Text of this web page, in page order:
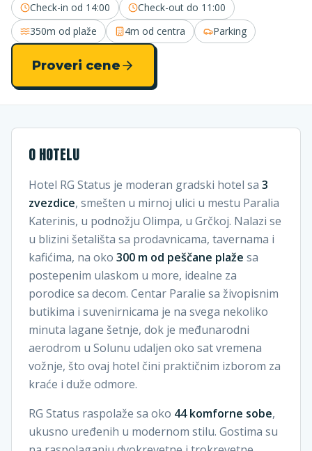
Check-in od 14:00 Check-out do 11:00
350m od plaže 4m od centra Parking
Proveri cene
O HOTELU
Hotel RG Status je moderan gradski hotel sa 3
zvezdice, smešten u mirnoj ulici u mestu Paralia
Katerinis, u podnožju Olimpa, u Grčkoj. Nalazi se
u blizini šetališta sa prodavnicama, tavernama i
kafićima, na oko 300 m od peščane plaže sa
postepenim ulaskom u more, idealne za
porodice sa decom. Centar Paralie sa živopisnim
butikima i suvenirnicama je na svega nekoliko
minuta lagane šetnje, dok je međunarodni
aerodrom u Solunu udaljen oko sat vremena
vožnje, što ovaj hotel čini praktičnim izborom za
kraće i duže odmore.
RG Status raspolaže sa oko 44 komforne sobe,
ukusno uređenih u modernom stilu. Gostima su